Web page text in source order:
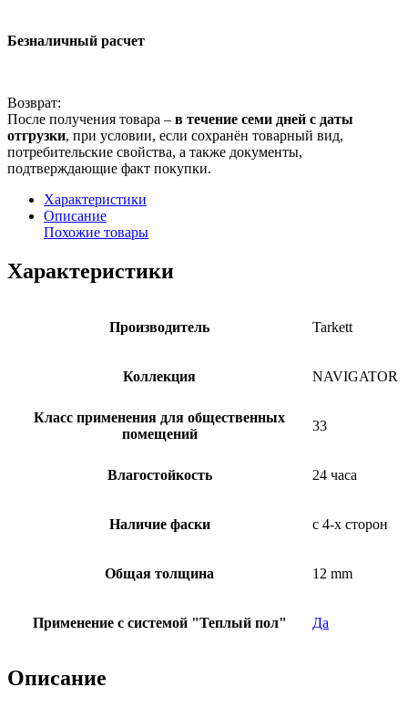
Безналичный расчет
Возврат:
После получения товара – в течение семи дней с даты
отгрузки, при условии, если сохранён товарный вид,
потребительские свойства, а также документы,
подтверждающие факт покупки.
Характеристики
Описание
Похожие товары
Характеристики
Производитель Tarkett
Коллекция NAVIGATOR
Класс применения для общественных
помещений
33
Влагостойкость 24 часа
Наличие фаски с 4-х сторон
Общая толщина 12 mm
Применение с системой "Теплый пол" Да
Описание